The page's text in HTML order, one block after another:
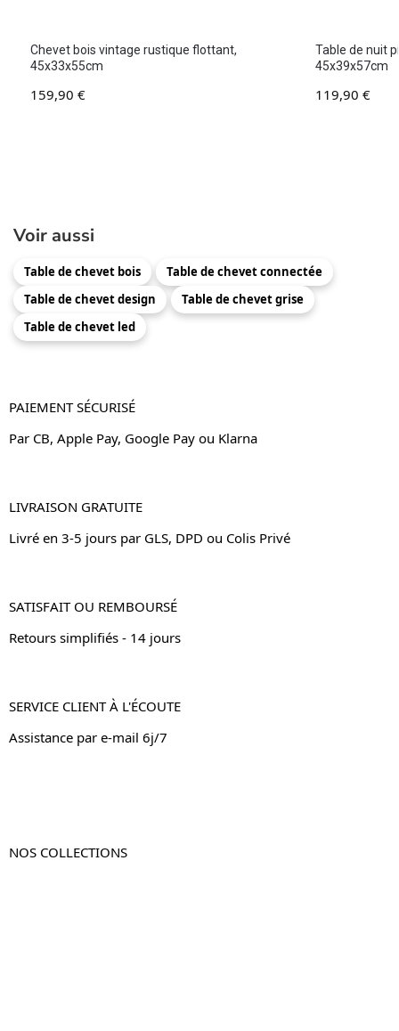
Chevet bois vintage rustique flottant,
45x33x55cm
159,90 €
Table de nuit
45x39x57cm
119,90 €
Voir aussi
Table de chevet bois
Table de chevet connectée
Table de chevet design
Table de chevet grise
Table de chevet led
PAIEMENT SÉCURISÉ
Par CB, Apple Pay, Google Pay ou Klarna
LIVRAISON GRATUITE
Livré en 3-5 jours par GLS, DPD ou Colis Privé
SATISFAIT OU REMBOURSÉ
Retours simplifiés - 14 jours
SERVICE CLIENT À L'ÉCOUTE
Assistance par e-mail 6j/7
NOS COLLECTIONS